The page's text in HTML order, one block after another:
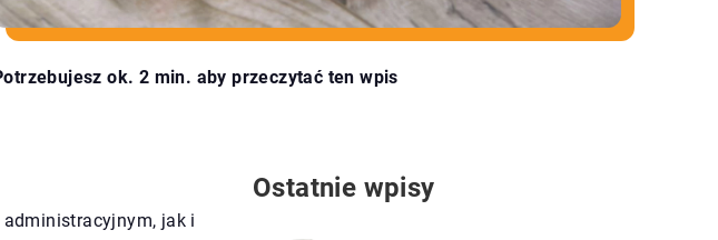
ok. 2 min. aby przeczytać ten wpis
jak i
Ostatnie wpisy